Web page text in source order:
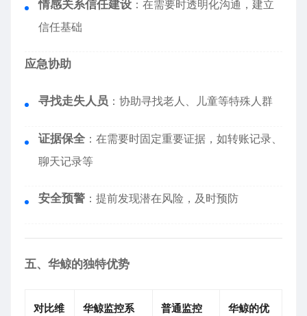
情感关系信任建设 ：在需要时透明化沟通，建立
信任基础
应急协助
寻找走失人员 ：协助寻找老人、儿童等特殊人群
证据保全 ：在需要时固定重要证据，如转账记录、
聊天记录等
安全预警 ：提前发现潜在风险，及时预防
五、华鲸的独特优势
对比维
华鲸监控系
普通监控
华鲸的优